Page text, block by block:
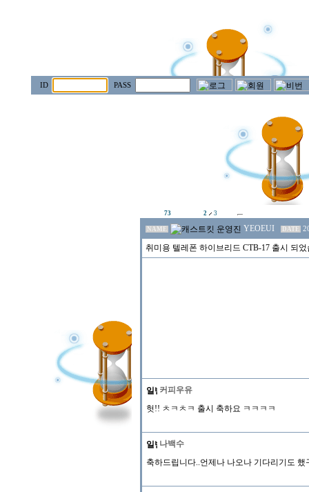
ID PASS
73 2 3
NAME YEOEUI DATE
취미용 텔레폰 하이브리드 CTB-17 출시 되
커피우유
헛!! ㅊㅋㅊㅋ 출시 축하요 ㅋㅋㅋㅋ
나백수
축하드립니다..언제나 나오나 기다리기도 했